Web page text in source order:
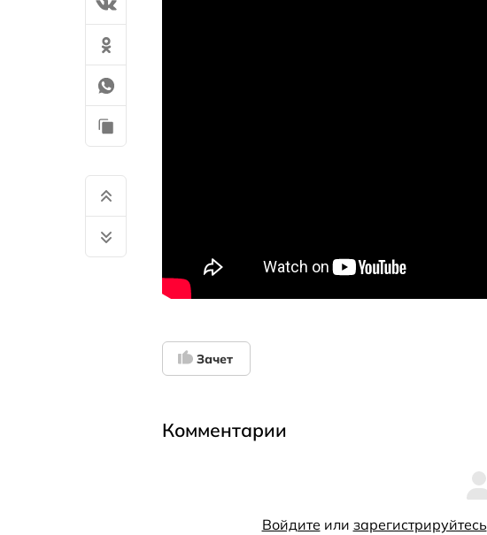
Зачет
Комментарии
Войдите или зарегистрируйтесь